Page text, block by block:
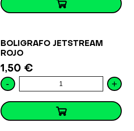
BOLIGRAFO JETSTREAM
ROJO
1,50 €
- +